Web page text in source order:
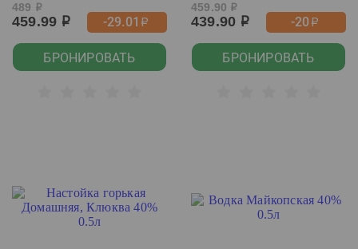
489 р
459.99 р -29.01 р
БРОНИРОВАТЬ
459.90 р
439.90 р -20р
БРОНИРОВАТЬ